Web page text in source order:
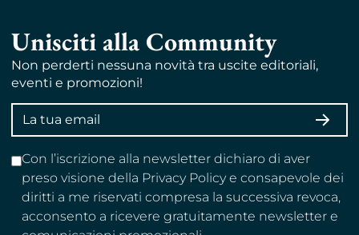
Unisciti alla Community
Non perderti nessuna novità tra uscite editoriali,
eventi e promozioni!
Indirizzo
email
Con l’iscrizione alla newsletter dichiaro di aver
preso visione della Privacy Policy e consapevole dei
diritti a me riservati compresa la successiva revoca,
acconsento a ricevere gratuitamente newsletter e